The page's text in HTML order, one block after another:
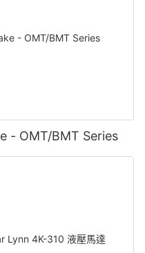
- OMT/BMT Series